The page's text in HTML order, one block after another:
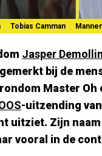
Tobias Camman
Jasper Demollin
bij de
Master Oh
-uitzending
uitziet. Zijn
vooral in de